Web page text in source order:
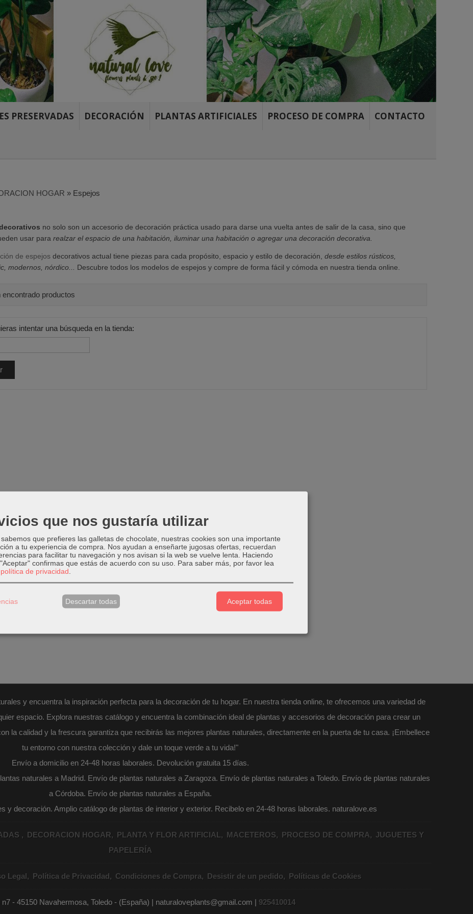
PRESERVADAS DECORACIÓN PLANTAS ARTIFICIALES PROCESO DE COMPRA CONTACTO
HOGAR » Espejos
no solo son un accesorio de decoración práctica usado para darse una vuelta antes de salir de la casa, sino que
usar para realzar el espacio de una habitación, iluminar una habitación o agregar una decoración decorativa.
de espejos decorativos actual tiene piezas para cada propósito, espacio y estilo de decoración, desde estilos rústicos,
modernos, nórdico... Descubre todos los modelos de espejos y compre de forma fácil y cómoda en nuestra tienda online.
encontrado productos
intentar una búsqueda en la tienda:
y encuentra la inspiración perfecta para la decoración de tu hogar. En nuestra tienda online, te ofrecemos una variedad de
espacio. Explora nuestras catálogo y encuentra la combinación ideal de plantas y accesorios de decoración para crear un
la calidad y la frescura garantiza que recibirás las mejores plantas naturales, directamente en la puerta de tu casa. ¡Embellece
tu entorno con nuestra colección y dale un toque verde a tu vida!"
Envío a domicilio en 24-48 horas laborales. Devolución gratuita 15 días.
naturales a Madrid. Envío de plantas naturales a Zaragoza. Envío de plantas naturales a Toledo. Envío de plantas naturales
a Córdoba. Envío de plantas naturales a España.
y decoración. Amplio catálogo de plantas de interior y exterior. Recibelo en 24-48 horas laborales. naturalove.es
DECORACION HOGAR PLANTA Y FLOR ARTIFICIAL MACETEROS PROCESO DE COMPRA
JUGUETES Y
PAPELERÍA
Legal Política de Privacidad Condiciones de Compra Desistir de un pedido Políticas de Cookies
- 45150 Navahermosa, Toledo - (España) | naturaloveplants@gmail.com | 925410014
que nos gustaría utilizar
que prefieres las galletas de chocolate, nuestras cookies son una importante
a tu experiencia de compra. Nos ayudan a enseñarte jugosas ofertas, recuerdan
para facilitar tu navegación y nos avisan si la web se vuelve lenta. Haciendo
confirmas que estás de acuerdo con su uso. Para saber más, por favor lea
política de privacidad
Descartar todas Aceptar todas